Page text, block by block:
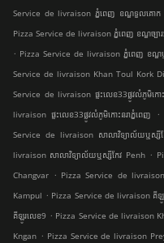
Service de livraison ភ្នំពេញ ខណ្ឌទួលគោក
Pizza Service de livraison ភ្នំពេញ ខណ្ឌច្បា
. Pizza Service de livraison ភ្នំពេញ ខណ្ឌ​
Service de livraison Khan Toul Kork
Service de livraison ផ្ទះលេខ33ផ្លូវលំភូមិកោ
livraison ផ្ទះលេខ33ផ្លូវលំភូមិកោះនរាភ្នំពេញ
.
Service de livraison សាលាវិទ្យាល័យឬស្សី
livraison សាលាវិទ្យាល័យឬស្សីកែវ Penh .
Changvar . Pizza Service de
Kampul . Pizza Service de livraison គី
គីឡូរលេខ9 . Pizza Service de livraison
Kngan . Pizza Service de livraison